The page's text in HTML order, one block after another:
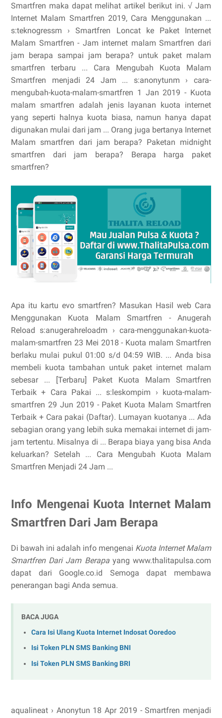
Smartfren maka dapat melihat artikel berikut ini. √ Jam
Internet Malam Smartfren 2019, Cara Menggunakan ...
s:teknogressm › Smartfren Loncat ke Paket Internet
Malam Smartfren - Jam internet malam Smartfren dari
jam berapa sampai jam berapa? untuk paket malam
smartfren terbaru ... Cara Mengubah Kuota Malam
Smartfren menjadi 24 Jam ... s:anonytunm › cara-
mengubah-kuota-malam-smartfren 1 Jan 2019 - Kuota
malam smartfren adalah jenis layanan kuota internet
yang seperti halnya kuota biasa, namun hanya dapat
digunakan mulai dari jam ... Orang juga bertanya Internet
Malam smartfren dari jam berapa? Paketan midnight
smartfren dari jam berapa? Berapa harga paket
smartfren?
Apa itu kartu evo smartfren? Masukan Hasil web Cara
Menggunakan Kuota Malam Smartfren - Anugerah
Reload s:anugerahreloadm › cara-menggunakan-kuota-
malam-smartfren 23 Mei 2018 - Kuota malam Smartfren
berlaku mulai pukul 01:00 s/d 04:59 WIB. ... Anda bisa
membeli kuota tambahan untuk paket internet malam
sebesar ... [Terbaru] Paket Kuota Malam Smartfren
Terbaik + Cara Pakai ... s:leskompim › kuota-malam-
smartfren 29 Jun 2019 - Paket Kuota Malam Smartfren
Terbaik + Cara pakai (Daftar). Lumayan kuotanya ... Ada
sebagian orang yang lebih suka memakai internet di jam-
jam tertentu. Misalnya di ... Berapa biaya yang bisa Anda
keluarkan? Setelah ... Cara Mengubah Kuota Malam
Smartfren Menjadi 24 Jam ...
Info Mengenai Kuota Internet Malam
Smartfren Dari Jam Berapa
Di bawah ini adalah info mengenai Kuota Internet Malam
Smartfren Dari Jam Berapa yang www.thalitapulsa.com
dapat dari Google.co.id Semoga dapat membawa
penerangan bagi Anda semua.
BACA JUGA
Cara Isi Ulang Kuota Internet Indosat Ooredoo
Isi Token PLN SMS Banking BNI
Isi Token PLN SMS Banking BRI
aqualineat › Anonytun 18 Apr 2019 - Smartfren menjadi